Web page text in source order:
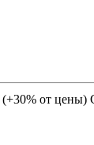
от цены)